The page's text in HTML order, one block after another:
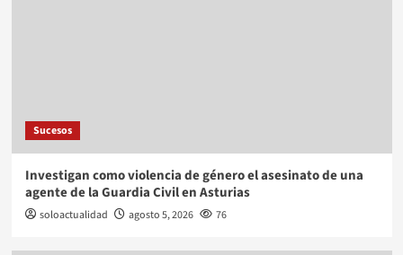
Sucesos
Investigan como violencia de género el asesinato de una
agente de la Guardia Civil en Asturias
soloactualidad agosto 5, 2026 76